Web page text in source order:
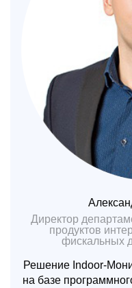
Решение Indoor-
на базе
Директор
продуктов
фискальных